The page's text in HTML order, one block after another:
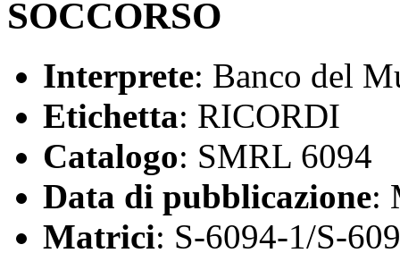
SOCCORSO
Interprete: Banco del
Etichetta: RICORDI
Catalogo: SMRL 6094
Data di pubblicazione:
Matrici: S-6094-1/S-